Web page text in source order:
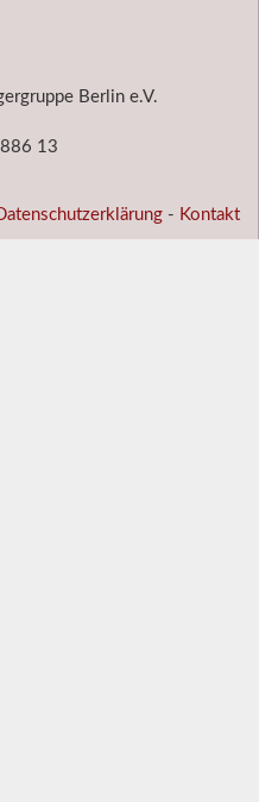
Berlin e.V.
13
Datenschutzerklärung - Kontakt